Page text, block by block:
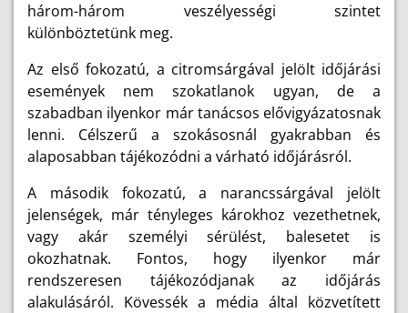
három-három veszélyességi szintet
különböztetünk meg.
Az első fokozatú, a citromsárgával jelölt időjárási
események nem szokatlanok ugyan, de a
szabadban ilyenkor már tanácsos elővigyázatosnak
lenni. Célszerű a szokásosnál gyakrabban és
alaposabban tájékozódni a várható időjárásról.
A második fokozatú, a narancssárgával jelölt
jelenségek, már tényleges károkhoz vezethetnek,
vagy akár személyi sérülést, balesetet is
okozhatnak. Fontos, hogy ilyenkor már
rendszeresen tájékozódjanak az időjárás
alakulásáról. Kövessék a média által közvetített